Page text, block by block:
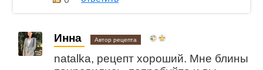
Инна Автор рецепта
natalka, рецепт хороший. Мне блины